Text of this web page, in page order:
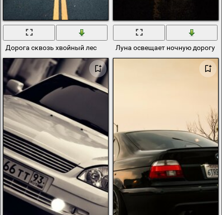
Дорога сквозь хвойный лес Луна освещает ночную дорогу